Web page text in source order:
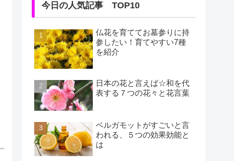
今日の人気記事 TOP10
仏花を育ててお墓参りに持
参したい！育てやすい7種
を紹介
日本の花と言えば☆和を代
表する７つの花々と花言葉
ベルガモットがすごいと言
われる、５つの効果効能と
は